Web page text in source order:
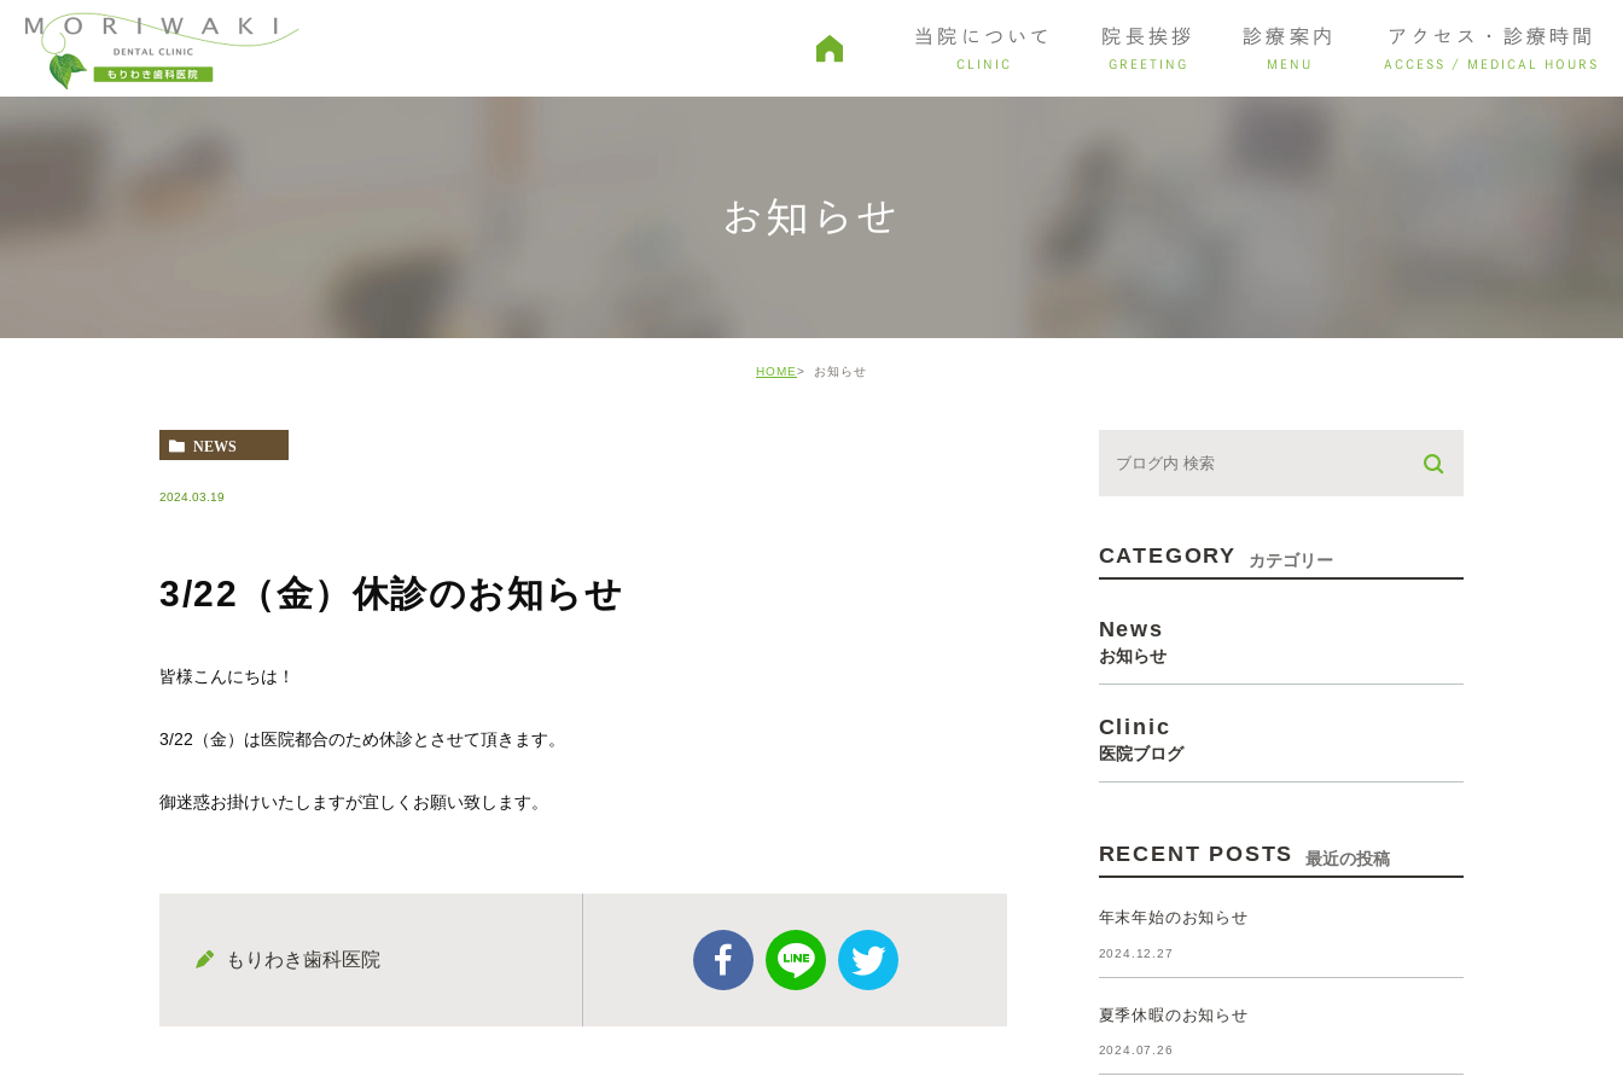
当院について
CLINIC
予約から診療までの流れ
院長挨拶
GREETING
診療案内
MENU
親知らず・口腔外科 審美治療
アクセス・診療時間
ACCESS / MEDICAL HOURS
お知らせ
HOME お知らせ
NEWS
2024.03.19
3/22（金）休診のお知らせ
皆様こんにちは！
3/22（金）は医院都合のため休診とさせて頂きます。
御迷惑お掛けいたしますが宜しくお願い致します。
もりわき歯科医院
CATEGORY カテゴリー
News
お知らせ
Clinic
医院ブログ
RECENT POSTS 最近の投稿
年末年始のお知らせ
2024.12.27
夏季休暇のお知らせ
2024.07.26